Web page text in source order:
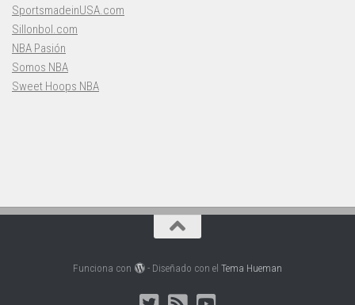
SportsmadeinUSA.com
Sillonbol.com
NBA Pasión
Somos NBA
Sweet Hoops NBA
Funciona con - Diseñado con el Tema Hueman